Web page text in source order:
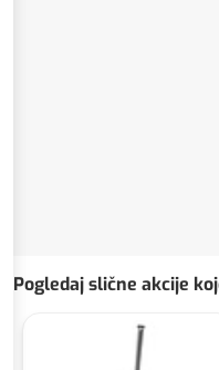
Pogledaj slične akcije